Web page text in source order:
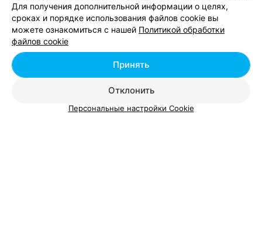
Добавить компанию
Для получения дополнительной информации о целях,
сроках и порядке использования файлов cookie вы
можете ознакомиться с нашей Политикой обработки
файлов cookie
Отклонить
Принять
Персональные настройки Cookie